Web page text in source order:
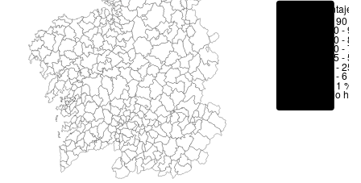
Porcentajes
> 90 %
80 -
70 -
50 -
25 -
6 - 25
1 - 6 %
< 1 %
No hay